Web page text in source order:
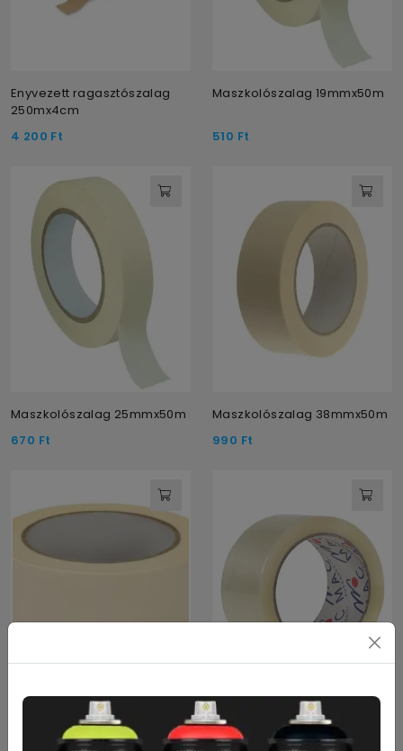
Enyvezett ragasztószalag
250mx4cm
4 200 Ft
Maszkolószalag 19mmx50m
510 Ft
Maszkolószalag 25mmx50m
670 Ft
Maszkolószalag 38mmx50m
990 Ft
Maszkolószalag 50mmx50m
Átlátszó, "hangtalan"
ragasztószalag 50mmx66m